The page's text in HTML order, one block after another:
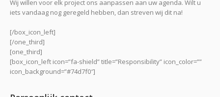
Wij willen voor elk project ons aanpassen aan uw agenda. Wilt u
iets vandaag nog geregeld hebben, dan streven wij dit na!
[/box_icon_left]
[/one_third]
[one_third]
[box_icon_left icon=”fa-shield” title=”Responsibility” icon_color=””
icon_background=”#74d7f0″]